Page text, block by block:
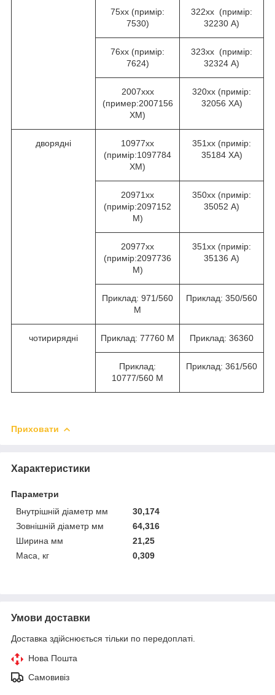
75хх (примір:
7530)
322хх (примір:
32230 А)
76хх (примір:
7624)
323хх (примір:
32324 А)
2007ххх
(пример:2007156
ХМ)
320хх (примір:
32056 ХА)
дворядні
10977хх
(примір:1097784
ХМ)
351хх (примір:
35184 ХА)
20971хх
(примір:2097152
М)
350хх (примір:
35052 А)
20977хх
(примір:2097736
М)
351хх (примір:
35136 А)
Приклад: 971/560
М
Приклад: 350/560
чотирирядні Приклад: 77760 М Приклад: 36360
Приклад:
10777/560 М
Приклад: 361/560
Приховати
Характеристики
Параметри
Внутрішній діаметр мм
30,174
Зовнішній діаметр мм
64,316
Ширина мм
21,25
Маса, кг
0,309
Умови доставки
Доставка здійснюється тільки по передоплаті.
Нова Пошта
Самовивіз